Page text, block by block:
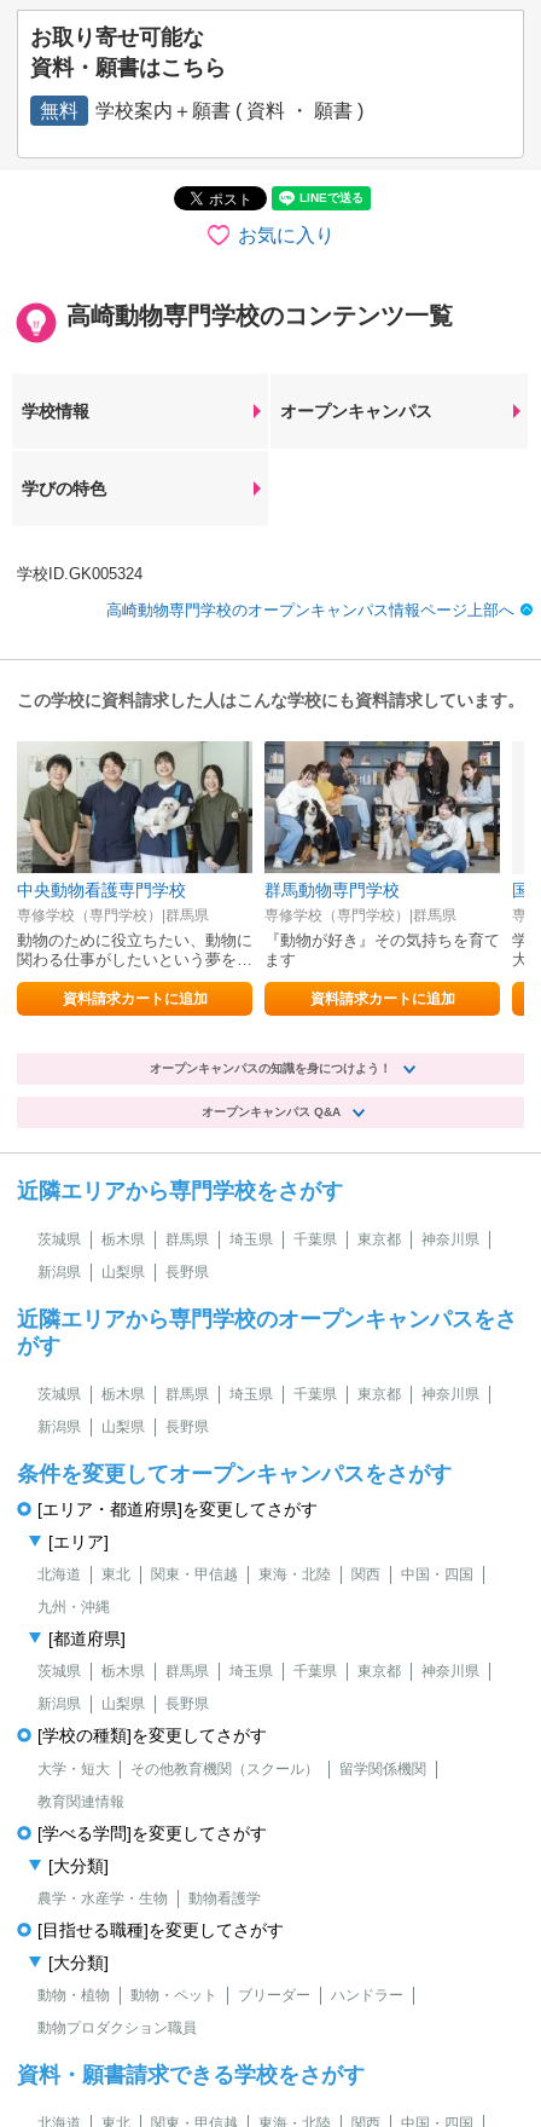
お取り寄せ可能な
資料・願書はこちら
無料 学校案内＋願書 ( 資料 ・ 願書 )
お気に入り
高崎動物専門学校のコンテンツ一覧
学校情報 オープンキャンパス
学びの特色
学校ID.GK005324
高崎動物専門学校のオープンキャンパス情報ページ上部へ
この学校に資料請求した人はこんな学校にも資料請求しています。
中央動物看護専門学校
専修学校（専門学校）|群馬県
動物のために役立ちたい、動物に
関わる仕事がしたいという夢を叶
え、即戦力で活躍できる人材を育
成してます資料請求カートに追加
群馬動物専門学校
専修学校（専門学校）|群馬県
『動物が好き』その気持ちを育て
ます
資料請求カートに追加
国
専
学
大
オープンキャンパスの知識を身につけよう！
オープンキャンパス Q&A
近隣エリアから専門学校をさがす
茨城県 栃木県 群馬県 埼玉県 千葉県 東京都
神奈川県
新潟県
山梨県 長野県
近隣エリアから専門学校のオープンキャンパスをさ
がす
茨城県 栃木県 群馬県 埼玉県 千葉県 東京都
神奈川県
新潟県
山梨県 長野県
条件を変更してオープンキャンパスをさがす
[エリア・都道府県]を変更してさがす
[エリア]
北海道 東北 関東・甲信越 東海・北陸 関西
中国・四国
九州・沖縄
[都道府県]
茨城県 栃木県 群馬県 埼玉県 千葉県 東京都
神奈川県
新潟県
山梨県 長野県
[学校の種類]を変更してさがす
大学・短大 その他教育機関（スクール）
留学関係機関
教育関連情報
[学べる学問]を変更してさがす
[大分類]
農学・水産学・生物 動物看護学
[目指せる職種]を変更してさがす
[大分類]
動物・植物 動物・ペット ブリーダー
ハンドラー
動物プロダクション職員
資料・願書請求できる学校をさがす